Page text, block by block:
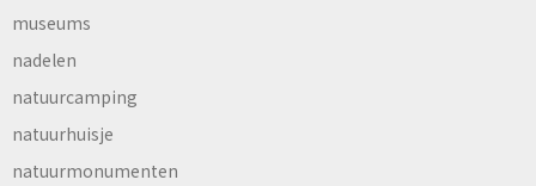
museums
nadelen
natuurcamping
natuurhuisje
natuurmonumenten